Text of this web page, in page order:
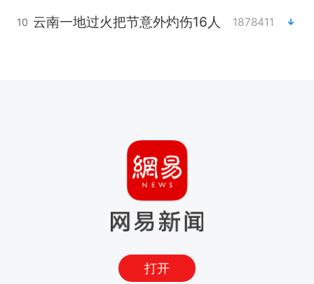
10 云南一地过火把节意外灼伤16人 1878411
打开